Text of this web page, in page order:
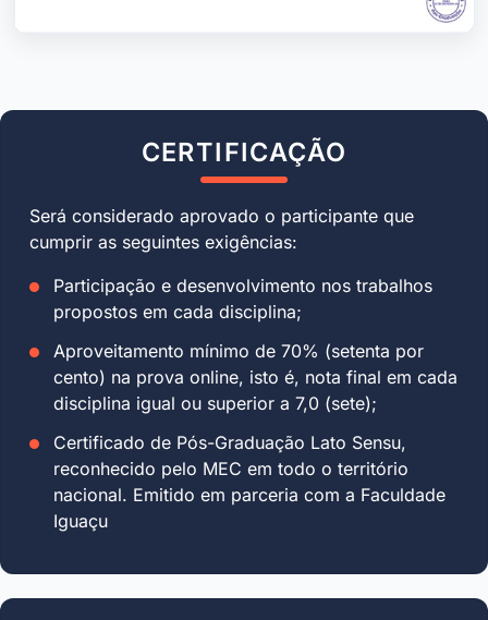
CERTIFICAÇÃO
Será considerado aprovado o participante que
cumprir as seguintes exigências:
Participação e desenvolvimento nos trabalhos
propostos em cada disciplina;
Aproveitamento mínimo de 70% (setenta por
cento) na prova online, isto é, nota final em cada
disciplina igual ou superior a 7,0 (sete);
Certificado de Pós-Graduação Lato Sensu,
reconhecido pelo MEC em todo o território
nacional. Emitido em parceria com a Faculdade
Iguaçu